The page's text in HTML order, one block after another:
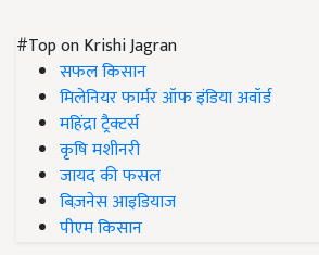
#Top on Krishi Jagran
सफल किसान
मिलेनियर फार्मर ऑफ इंडिया अवॉर्ड
महिंद्रा ट्रैक्टर्स
कृषि मशीनरी
जायद की फसल
बिज़नेस आइडियाज
पीएम किसान